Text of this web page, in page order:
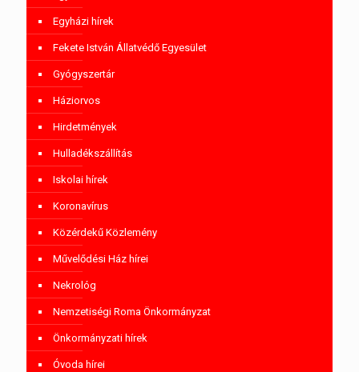
Egyházi hírek
Fekete István Állatvédő Egyesület
Gyógyszertár
Háziorvos
Hirdetmények
Hulladékszállítás
Iskolai hírek
Koronavírus
Közérdekű Közlemény
Művelődési Ház hírei
Nekrológ
Nemzetiségi Roma Önkormányzat
Önkormányzati hírek
Óvoda hírei